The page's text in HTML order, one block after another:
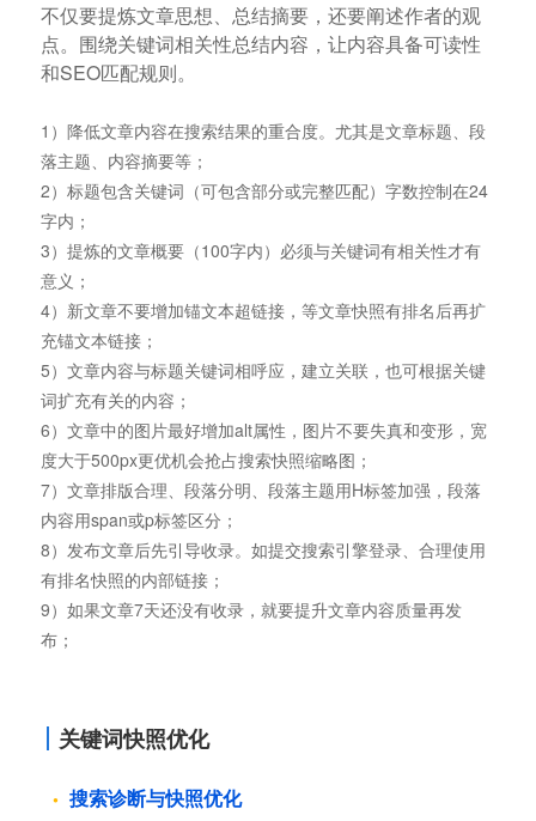
不仅要提炼文章思想、总结摘要，还要阐述作者的观
点。围绕关键词相关性总结内容，让内容具备可读性
和SEO匹配规则。
1）降低文章内容在搜索结果的重合度。尤其是文章标题、段
落主题、内容摘要等；
2）标题包含关键词（可包含部分或完整匹配）字数控制在24
字内；
3）提炼的文章概要（100字内）必须与关键词有相关性才有
意义；
4）新文章不要增加锚文本超链接，等文章快照有排名后再扩
充锚文本链接；
5）文章内容与标题关键词相呼应，建立关联，也可根据关键
词扩充有关的内容；
6）文章中的图片最好增加alt属性，图片不要失真和变形，宽
度大于500px更优机会抢占搜索快照缩略图；
7）文章排版合理、段落分明、段落主题用H标签加强，段落
内容用span或p标签区分；
8）发布文章后先引导收录。如提交搜索引擎登录、合理使用
有排名快照的内部链接；
9）如果文章7天还没有收录，就要提升文章内容质量再发
布；
关键词快照优化
搜索诊断与快照优化